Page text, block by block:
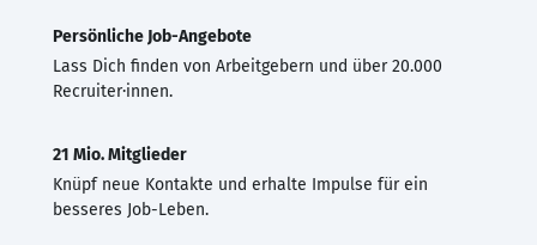
Persönliche Job-Angebote
Lass Dich finden von Arbeitgebern und über 20.000
Recruiter·innen.
21 Mio. Mitglieder
Knüpf neue Kontakte und erhalte Impulse für ein
besseres Job-Leben.